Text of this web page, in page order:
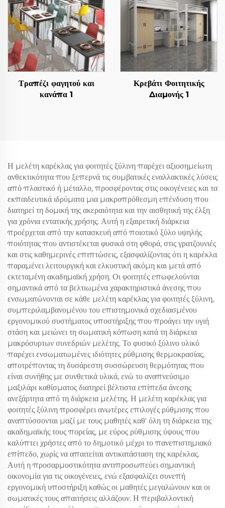
Τραπέζι φαγητού και
κανάπα 1
Κρεβάτι Φοιτητικής
Διαμονής 1
Η μελέτη καρέκλας για φοιτητές ξύλινη παρέχει αξιοσημείωτη
ανθεκτικότητα που ξεπερνά τις συμβατικές εναλλακτικές λύσεις
από πλαστικό ή μέταλλο, προσφέροντας στις οικογένειες και τα
εκπαιδευτικά ιδρύματα μια μακροπρόθεσμη επένδυση που
διατηρεί τη δομική της ακεραιότητα και την αισθητική της έλξη
για χρόνια εντατικής χρήσης. Αυτή η εξαιρετική διάρκεια
προέρχεται από την κατασκευή από ποιοτικό ξύλο υψηλής
ποιότητας που αντιστέκεται φυσικά στη φθορά, στις γρατζουνιές
και στις καθημερινές επιπτώσεις, εξασφαλίζοντας ότι η καρέκλα
παραμένει λειτουργική και ελκυστική ακόμη και μετά από
εκτεταμένη ακαδημαϊκή χρήση. Οι φοιτητές επωφελούνται
σημαντικά από τα βελτιωμένα χαρακτηριστικά άνεσης που
ενσωματώνονται σε κάθε μελέτη καρέκλας για φοιτητές ξύλινη,
συμπεριλαμβανομένου του επιστημονικά σχεδιασμένου
εργονομικού συστήματος υποστήριξης που προάγει την υγιή
στάση και μειώνει τη σωματική κόπωση κατά τη διάρκεια
μακρόσυρτων συνεδριών μελέτης. Το φυσικό ξύλινο υλικό
παρέχει ενσωματωμένες ιδιότητες ρύθμισης θερμοκρασίας,
αποτρέποντας τη δυσάρεστη συσσώρευση θερμότητας που
είναι συνήθης με συνθετικά υλικά, ενώ το αναπνεύσιμο
μαξιλάρι καθίσματος διατηρεί βέλτιστα επίπεδα άνεσης
ανεξάρτητα από τη διάρκεια μελέτης. Η μελέτη καρέκλας για
φοιτητές ξύλινη προσφέρει ανωτέρες επιλογές ρύθμισης που
αναπτύσσονται μαζί με τους μαθητές καθ' όλη τη διάρκεια της
ακαδημαϊκής τους πορείας, με εύρος ρύθμισης ύψους που
καλύπτει χρήστες από το δημοτικό μέχρι το πανεπιστημιακό
επίπεδο, χωρίς να απαιτείται αντικατάσταση της καρέκλας.
Αυτή η προσαρμοστικότητα αντιπροσωπεύει σημαντική
οικονομία για τις οικογένειες, ενώ εξασφαλίζει συνεπή
εργονομική υποστήριξη καθώς οι μαθητές μεγαλώνουν και οι
σωματικές τους απαιτήσεις αλλάζουν. Η περιβαλλοντική